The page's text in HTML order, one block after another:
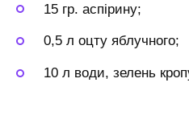
15 гр. аспірину;
0,5 л оцту яблучного;
10 л води, зелень